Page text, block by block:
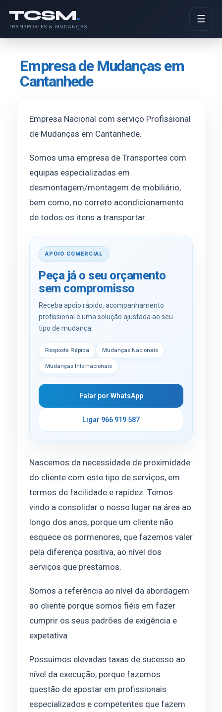
TCSM.
TRANSPORTES & MUDANÇAS
☰
Empresa de Mudanças em
Cantanhede
Empresa Nacional com serviço Profissional
de Mudanças em Cantanhede.
Somos uma empresa de Transportes com
equipas especializadas em
desmontagem/montagem de mobiliário,
bem como, no correto acondicionamento
de todos os itens a transportar.
APOIO COMERCIAL
Peça já o seu orçamento
sem compromisso
Receba apoio rápido, acompanhamento
profissional e uma solução ajustada ao seu
tipo de mudança.
Resposta Rápida Mudanças Nacionais
Mudanças Internacionais
Falar por WhatsApp
Ligar 966 919 587
Nascemos da necessidade de proximidade
do cliente com este tipo de serviços, em
termos de facilidade e rapidez. Temos
vindo a consolidar o nosso lugar na área ao
longo dos anos, porque um cliente não
esquece os pormenores, que fazemos valer
pela diferença positiva, ao nível dos
serviços que prestamos.
Somos a referência ao nível da abordagem
ao cliente porque somos fiéis em fazer
cumprir os seus padrões de exigência e
expetativa.
Possuimos elevadas taxas de sucesso ao
nível da execução, porque fazemos
questão de apostar em profissionais
especializados e competentes que fazem